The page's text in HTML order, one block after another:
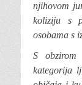
njihovom
koliziju s
osobama s
S obzirom
kategorija